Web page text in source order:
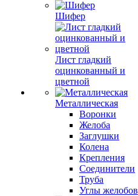
Шифер
Лист гладкий
оцинкованный и
цветной
Металлическая
Воронки
Желоба
Заглушки
Колена
Крепления
Соединители
Труба
Углы желобов